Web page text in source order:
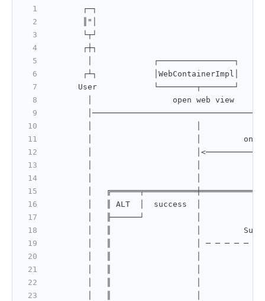
│
┌┴┐
User
│                 open
│
│
│
│   ║ ALT  │  success  │
│   ╟──────┘           │
│   ║                  │
│   ║                  │ ─ ─ ─ ─ ─ ─